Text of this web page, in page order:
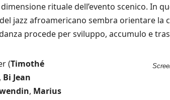
rituale dell’evento scenico. In
jazz afroamericano sembra orientare la
procede per sviluppo, accumulo e
(Timothé
, Bi Jean
, Marius